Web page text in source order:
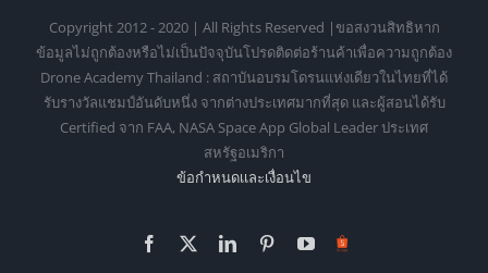
Copyright 2012 - 2020 | All Rights Reserved |ขอสงวนสิทธิหาก
ข้อมูลไม่ถูกต้องหรือไม่เป็นปัจจุบันโปรดติดต่อร้านค้าเพื่อความถูกต้อง
Drone Academy Thailand : สถาบันอบรมโดรนแห่งเดียวในไทยที่ได้
รับรางวัลแชมป์อันดับหนึ่ง จากต่างประเทศมากที่สุด และผู้สอนได้รับ
Certified จาก FAA, NASA Space App Global Leader ประเทศ
สหรัฐอเมริกา
ข้อกำหนดเเละเงื่อนไข